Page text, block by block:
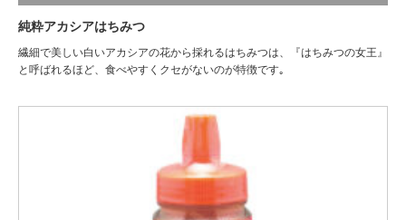
純粋アカシアはちみつ
繊細で美しい白いアカシアの花から採れるはちみつは、『はちみつの女王』
と呼ばれるほど、食べやすくクセがないのが特徴です｡